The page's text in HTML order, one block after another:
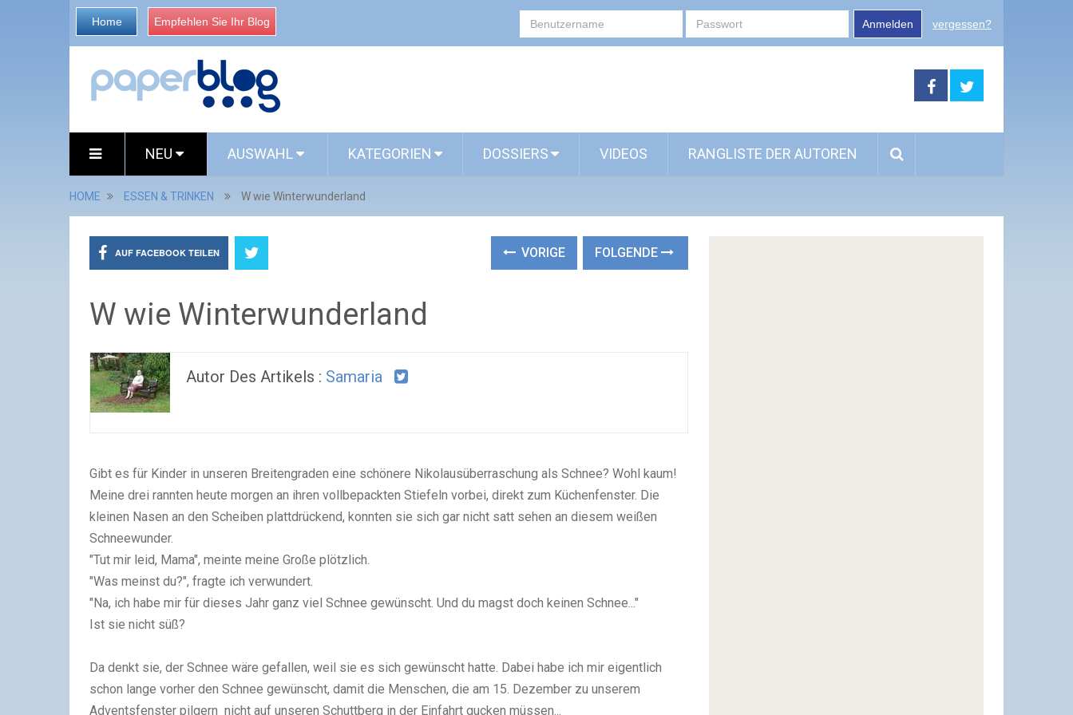
Home Empfehlen Sie Ihr Blog Anmelden vergessen?
NEU AUSWAHL KATEGORIEN DOSSIERS VIDEOS RANGLISTE DER AUTOREN
HOME ESSEN & TRINKEN W wie Winterwunderland
AUF FACEBOOK TEILEN VORIGE FOLGENDE
W wie Winterwunderland
Autor Des Artikels : Samaria
Gibt es für Kinder in unseren Breitengraden eine schönere Nikolausüberraschung als Schnee? Wohl kaum!
Meine drei rannten heute morgen an ihren vollbepackten Stiefeln vorbei, direkt zum Küchenfenster. Die
kleinen Nasen an den Scheiben plattdrückend, konnten sie sich gar nicht satt sehen an diesem weißen
Schneewunder.
"Tut mir leid, Mama", meinte meine Große plötzlich.
"Was meinst du?", fragte ich verwundert.
"Na, ich habe mir für dieses Jahr ganz viel Schnee gewünscht. Und du magst doch keinen Schnee..."
Ist sie nicht süß?
Da denkt sie, der Schnee wäre gefallen, weil sie es sich gewünscht hatte. Dabei habe ich mir eigentlich
schon lange vorher den Schnee gewünscht, damit die Menschen, die am 15. Dezember zu unserem
Adventsfenster pilgern nicht auf unseren Schuttberg in der Einfahrt gucken müssen...